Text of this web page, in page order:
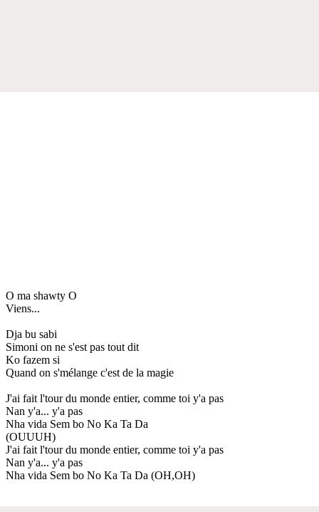
O ma shawty O
Viens...
Dja bu sabi
Simoni on ne s'est pas tout dit
Ko fazem si
Quand on s'mélange c'est de la magie
J'ai fait l'tour du monde entier, comme toi y'a pas
Nan y'a... y'a pas
Nha vida Sem bo No Ka Ta Da
(OUUUH)
J'ai fait l'tour du monde entier, comme toi y'a pas
Nan y'a... y'a pas
Nha vida Sem bo No Ka Ta Da (OH,OH)